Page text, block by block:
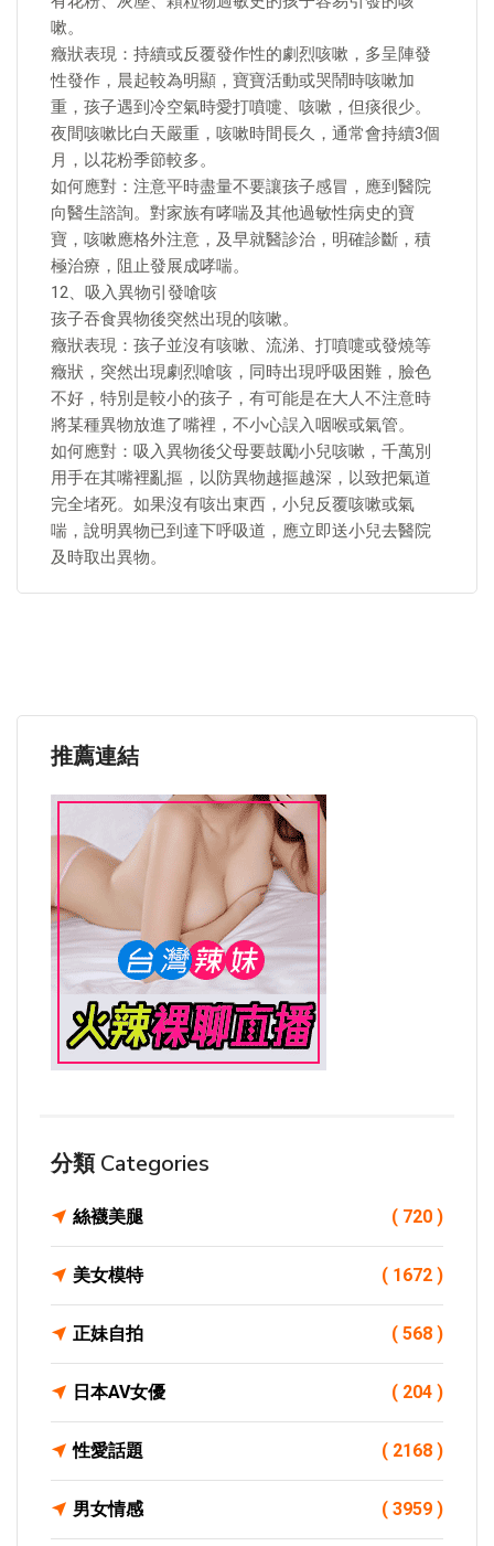
嗽。
癥狀表現：持續或反覆發作性的劇烈咳嗽，多呈陣發
性發作，晨起較為明顯，寶寶活動或哭鬧時咳嗽加
重，孩子遇到冷空氣時愛打噴嚏、咳嗽，但痰很少。
夜間咳嗽比白天嚴重，咳嗽時間長久，通常會持續3個
月，以花粉季節較多。
如何應對：注意平時盡量不要讓孩子感冒，應到醫院
向醫生諮詢。對家族有哮喘及其他過敏性病史的寶
寶，咳嗽應格外注意，及早就醫診治，明確診斷，積
極治療，阻止發展成哮喘。
12、吸入異物引發嗆咳
孩子吞食異物後突然出現的咳嗽。
癥狀表現：孩子並沒有咳嗽、流涕、打噴嚏或發燒等
癥狀，突然出現劇烈嗆咳，同時出現呼吸困難，臉色
不好，特別是較小的孩子，有可能是在大人不注意時
將某種異物放進了嘴裡，不小心誤入咽喉或氣管。
如何應對：吸入異物後父母要鼓勵小兒咳嗽，千萬別
用手在其嘴裡亂摳，以防異物越摳越深，以致把氣道
完全堵死。如果沒有咳出東西，小兒反覆咳嗽或氣
喘，說明異物已到達下呼吸道，應立即送小兒去醫院
及時取出異物。
推薦連結
分類 Categories
絲襪美腿 ( 720 )
美女模特 ( 1672 )
正妹自拍 ( 568 )
日本AV女優 ( 204 )
性愛話題 ( 2168 )
男女情感 ( 3959 )